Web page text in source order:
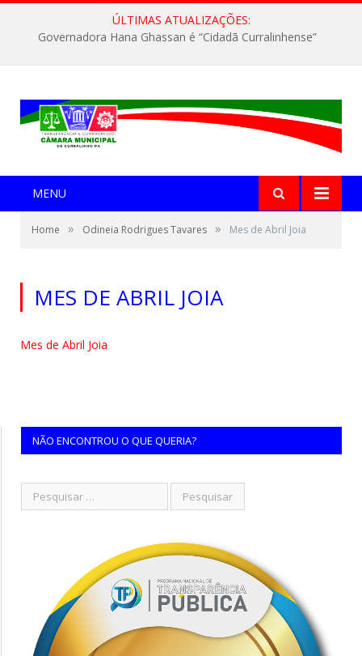
ÚLTIMAS ATUALIZAÇÕES:
Governadora Hana Ghassan é “Cidadã Curralinhense”
MENU
Home » Odineia Rodrigues Tavares » Mes de Abril Joia
MES DE ABRIL JOIA
Mes de Abril Joia
NÃO ENCONTROU O QUE QUERIA?